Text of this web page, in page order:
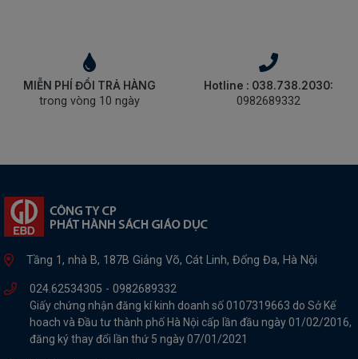
MIỄN PHÍ ĐỔI TRẢ HÀNG
trong vòng 10 ngày
Hotline : 038.738.2030:
0982689332
Tầng 1, nhà B, 187B Giảng Võ, Cát Linh, Đống Đa, Hà Nội
024.62534305 - 0982689332
Giấy chứng nhận đăng kí kinh doanh số 0107319663 do Sở Kế
hoach và Đầu tư thành phố Hà Nội cấp lần đầu ngày 01/02/2016,
đăng ký thay đổi lần thứ 5 ngày 07/01/2021